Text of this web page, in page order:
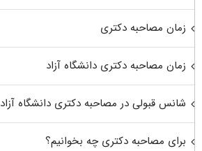
زمان مصاحبه دکتری
زمان مصاحبه دکتری دانشگاه آزاد
شانس قبولی در مصاحبه دکتری دانشگاه آزاد
برای مصاحبه دکتری چه بخوانیم؟